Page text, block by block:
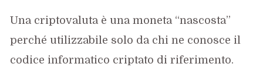
Una criptovaluta è una moneta “nascosta”
perché utilizzabile solo da chi ne conosce il
codice informatico criptato di riferimento.